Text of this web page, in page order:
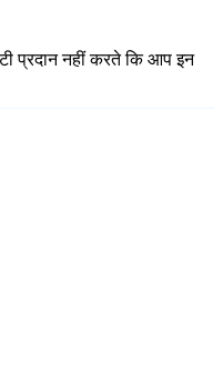
प्रदान नहीं करते कि आप इन